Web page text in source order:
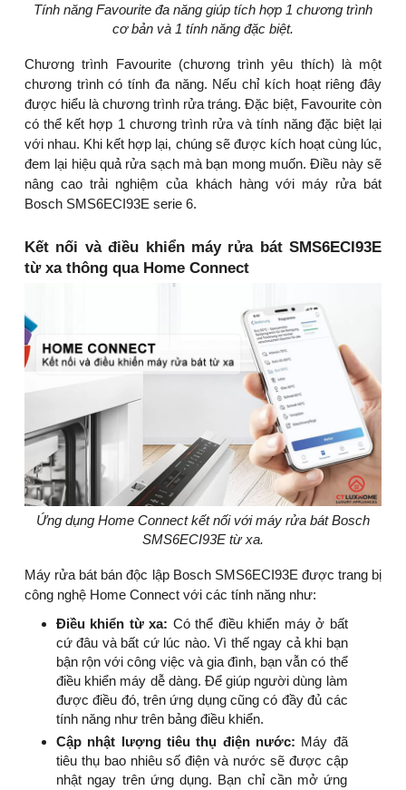
Tính năng Favourite đa năng giúp tích hợp 1 chương trình
cơ bản và 1 tính năng đặc biệt.
Chương trình Favourite (chương trình yêu thích) là một
chương trình có tính đa năng. Nếu chỉ kích hoạt riêng đây
được hiểu là chương trình rửa tráng. Đặc biệt, Favourite còn
có thể kết hợp 1 chương trình rửa và tính năng đặc biệt lại
với nhau. Khi kết hợp lại, chúng sẽ được kích hoạt cùng lúc,
đem lại hiệu quả rửa sạch mà bạn mong muốn. Điều này sẽ
nâng cao trải nghiệm của khách hàng với máy rửa bát
Bosch SMS6ECI93E serie 6.
Kết nối và điều khiển máy rửa bát SMS6ECI93E
từ xa thông qua Home Connect
Ứng dụng Home Connect kết nối với máy rửa bát Bosch
SMS6ECI93E từ xa.
Máy rửa bát bán độc lập Bosch SMS6ECI93E được trang bị
công nghệ Home Connect với các tính năng như:
Điều khiển từ xa: Có thể điều khiển máy ở bất
cứ đâu và bất cứ lúc nào. Vì thế ngay cả khi bạn
bận rộn với công việc và gia đình, bạn vẫn có thể
điều khiển máy dễ dàng. Để giúp người dùng làm
được điều đó, trên ứng dụng cũng có đầy đủ các
tính năng như trên bảng điều khiển.
Cập nhật lượng tiêu thụ điện nước: Máy đã
tiêu thụ bao nhiêu số điện và nước sẽ được cập
nhật ngay trên ứng dụng. Bạn chỉ cần mở ứng